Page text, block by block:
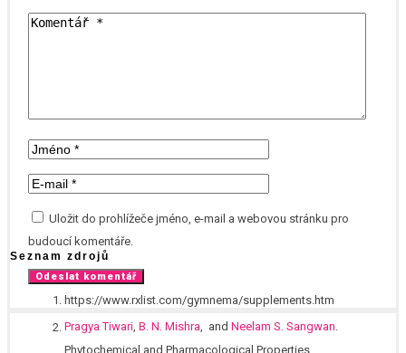
Uložit do prohlížeče jméno, e-mail a webovou stránku pro
budoucí komentáře.
Seznam zdrojů
https://www.rxlist.com/gymnema/supplements.htm
Pragya Tiwari, B. N. Mishra, and Neelam S. Sangwan.
Phytochemical and Pharmacological Properties